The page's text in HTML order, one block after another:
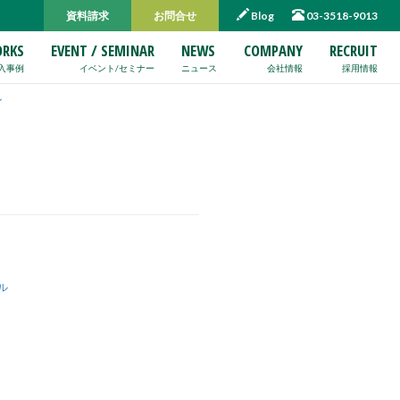
事例
EVENT / SEMINAR
イベント/セミナー
NEWS
ニュース
COMPANY
会社情報
RECRUIT
採用情報
資料請求 お問合せ Blog 03-3518-9013